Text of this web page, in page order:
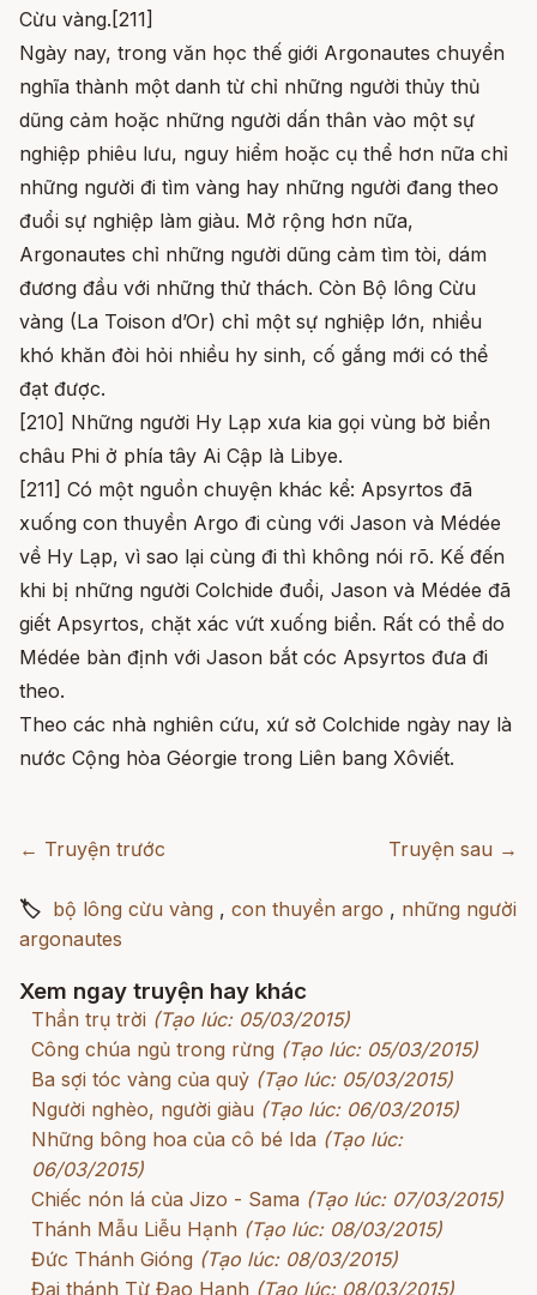
Cừu vàng.[211]
Ngày nay, trong văn học thế giới Argonautes chuyển
nghĩa thành một danh từ chỉ những người thủy thủ
dũng cảm hoặc những người dấn thân vào một sự
nghiệp phiêu lưu, nguy hiểm hoặc cụ thể hơn nữa chỉ
những người đi tìm vàng hay những người đang theo
đuổi sự nghiệp làm giàu. Mở rộng hơn nữa,
Argonautes chỉ những người dũng cảm tìm tòi, dám
đương đầu với những thử thách. Còn Bộ lông Cừu
vàng (La Toison d’Or) chỉ một sự nghiệp lớn, nhiều
khó khăn đòi hỏi nhiều hy sinh, cố gắng mới có thể
đạt được.
[210] Những người Hy Lạp xưa kia gọi vùng bờ biển
châu Phi ở phía tây Ai Cập là Libye.
[211] Có một nguồn chuyện khác kể: Apsyrtos đã
xuống con thuyền Argo đi cùng với Jason và Médée
về Hy Lạp, vì sao lại cùng đi thì không nói rõ. Kế đến
khi bị những người Colchide đuổi, Jason và Médée đã
giết Apsyrtos, chặt xác vứt xuống biển. Rất có thể do
Médée bàn định với Jason bắt cóc Apsyrtos đưa đi
theo.
Theo các nhà nghiên cứu, xứ sở Colchide ngày nay là
nước Cộng hòa Géorgie trong Liên bang Xôviết.
← Truyện trước Truyện sau →
🏷 bộ lông cừu vàng , con thuyền argo , những người
argonautes
Xem ngay truyện hay khác
Thần trụ trời (Tạo lúc: 05/03/2015)
Công chúa ngủ trong rừng (Tạo lúc: 05/03/2015)
Ba sợi tóc vàng của quỷ (Tạo lúc: 05/03/2015)
Người nghèo, người giàu (Tạo lúc: 06/03/2015)
Những bông hoa của cô bé Ida (Tạo lúc:
06/03/2015)
Chiếc nón lá của Jizo - Sama (Tạo lúc: 07/03/2015)
Thánh Mẫu Liễu Hạnh (Tạo lúc: 08/03/2015)
Đức Thánh Gióng (Tạo lúc: 08/03/2015)
Đại thánh Từ Đạo Hạnh (Tạo lúc: 08/03/2015)